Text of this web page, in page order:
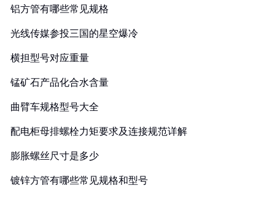
铝方管有哪些常见规格
光线传媒参投三国的星空爆冷
横担型号对应重量
锰矿石产品化合水含量
曲臂车规格型号大全
配电柜母排螺栓力矩要求及连接规范详解
膨胀螺丝尺寸是多少
镀锌方管有哪些常见规格和型号